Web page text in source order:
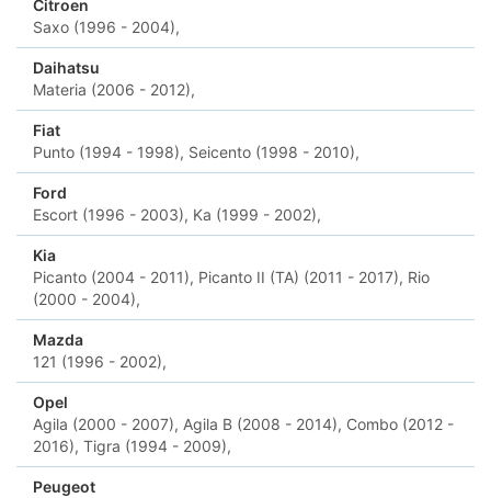
Citroen
Saxo (1996 - 2004),
Daihatsu
Materia (2006 - 2012),
Fiat
Punto (1994 - 1998), Seicento (1998 - 2010),
Ford
Escort (1996 - 2003), Ka (1999 - 2002),
Kia
Picanto (2004 - 2011), Picanto II (TA) (2011 - 2017), Rio
(2000 - 2004),
Mazda
121 (1996 - 2002),
Opel
Agila (2000 - 2007), Agila B (2008 - 2014), Combo (2012 -
2016), Tigra (1994 - 2009),
Peugeot